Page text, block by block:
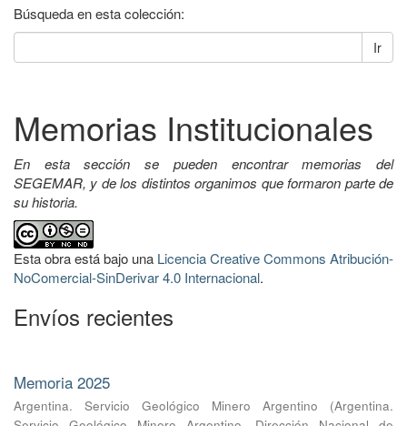
Búsqueda en esta colección:
Ir
Memorias Institucionales
En esta sección se pueden encontrar memorias del
SEGEMAR, y de los distintos organimos que formaron parte de
su historia.
Esta obra está bajo una Licencia Creative Commons Atribución-
NoComercial-SinDerivar 4.0 Internacional.
Envíos recientes
Memoria 2025
Argentina. Servicio Geológico Minero Argentino (Argentina.